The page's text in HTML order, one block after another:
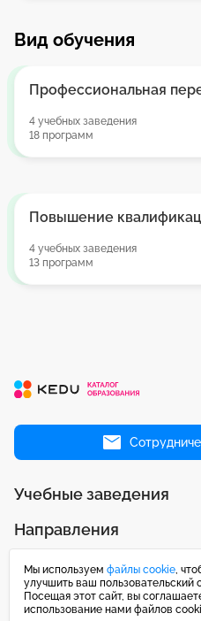
Вид обучения
Профессиональная
4 учебных заведения
18 программ
Повышение
4 учебных заведения
13 программ
Учебные заведения
Направления
Рейтинги
Публикации
Мы используем файлы cookie,
улучшить ваш пользовательский
Посещая этот сайт, вы
использование нами файлов